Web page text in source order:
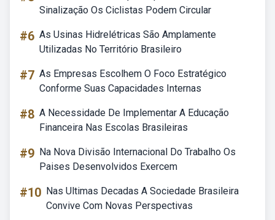
Sinalização Os Ciclistas Podem Circular
#6 As Usinas Hidrelétricas São Amplamente
Utilizadas No Território Brasileiro
#7 As Empresas Escolhem O Foco Estratégico
Conforme Suas Capacidades Internas
#8 A Necessidade De Implementar A Educação
Financeira Nas Escolas Brasileiras
#9 Na Nova Divisão Internacional Do Trabalho Os
Paises Desenvolvidos Exercem
#10 Nas Ultimas Decadas A Sociedade Brasileira
Convive Com Novas Perspectivas